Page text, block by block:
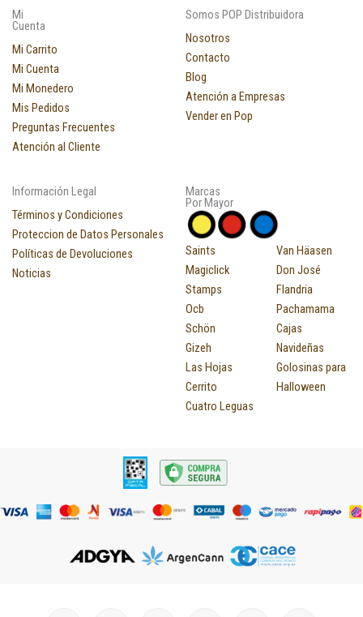
Mi
Cuenta
Mi Carrito
Mi Cuenta
Mi Monedero
Mis Pedidos
Preguntas Frecuentes
Atención al Cliente
Somos POP Distribuidora
Nosotros
Contacto
Blog
Atención a Empresas
Vender en Pop
Información Legal
Términos y Condiciones
Proteccion de Datos Personales
Políticas de Devoluciones
Noticias
Marcas
Por Mayor
Saints
Magiclick
Stamps
Ocb
Schön
Gizeh
Las Hojas
Cerrito
Cuatro Leguas
Van Häasen
Don José
Flandria
Pachamama
Cajas
Navideñas
Golosinas para
Halloween